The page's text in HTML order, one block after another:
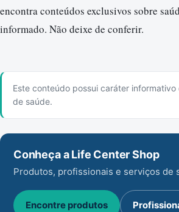
encontra conteúdos exclusivos sobre
informado. Não deixe de conferir.
Este conteúdo possui caráter
de saúde.
Conheça a Life Center Shop
Produtos, profissionais e serviços de
Encontre produtos